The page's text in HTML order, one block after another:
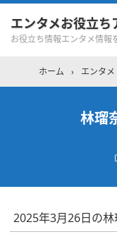
エンタメお役立ち
お役立ち情報エンタメ情報
ホーム › エンタメ
林瑠
2025年3月26日の